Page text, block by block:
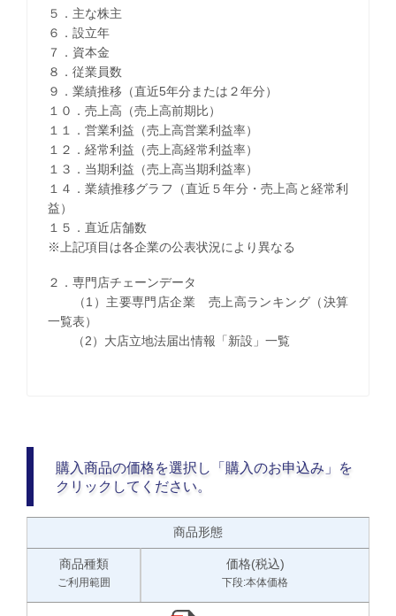
５．主な株主
６．設立年
７．資本金
８．従業員数
９．業績推移（直近5年分または２年分）
１０．売上高（売上高前期比）
１１．営業利益（売上高営業利益率）
１２．経常利益（売上高経常利益率）
１３．当期利益（売上高当期利益率）
１４．業績推移グラフ（直近５年分・売上高と経常利
益）
１５．直近店舗数
※上記項目は各企業の公表状況により異なる
２．専門店チェーンデータ
（1）主要専門店企業 売上高ランキング（決算
一覧表）
（2）大店立地法届出情報「新設」一覧
購入商品の価格を選択し「購入のお申込み」を
クリックしてください。
商品形態
商品種類
ご利用範囲
価格(税込)
下段:本体価格